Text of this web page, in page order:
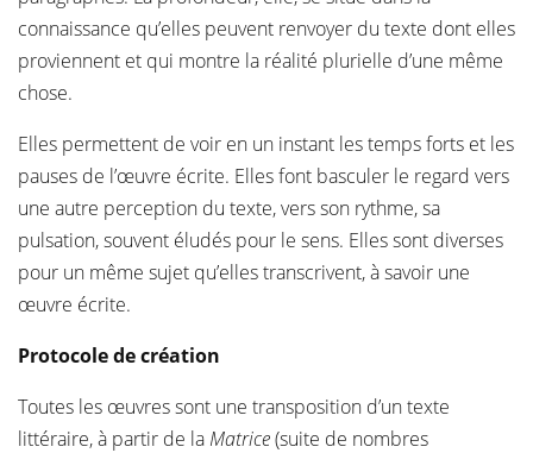
connaissance qu’elles peuvent renvoyer du texte dont elles
proviennent et qui montre la réalité plurielle d’une même
chose.
Elles permettent de voir en un instant les temps forts et les
pauses de l’œuvre écrite. Elles font basculer le regard vers
une autre perception du texte, vers son rythme, sa
pulsation, souvent éludés pour le sens. Elles sont diverses
pour un même sujet qu’elles transcrivent, à savoir une
œuvre écrite.
Protocole de création
Toutes les œuvres sont une transposition d’un texte
littéraire, à partir de la Matrice(suite de nombres